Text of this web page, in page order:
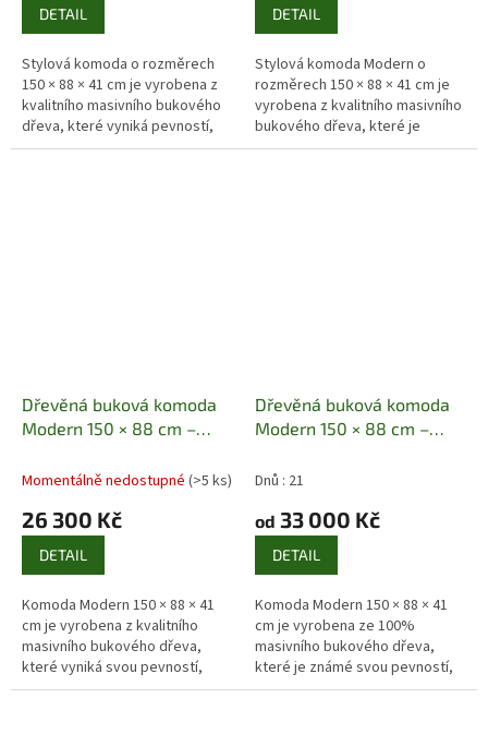
DETAIL
Stylová komoda o rozměrech
150 × 88 × 41 cm je vyrobena z
kvalitního masivního bukového
dřeva, které vyniká pevností,
stabilitou a dlouhou životností.
DETAIL
Stylová komoda Modern o
rozměrech 150 × 88 × 41 cm je
vyrobena z kvalitního masivního
bukového dřeva, které je
známé svou pevností, odolností
Dřevěná buková komoda
Modern 150 × 88 cm –
Momentálně nedostupné (>5 ks)
26 300 Kč
DETAIL
Komoda Modern 150 × 88 × 41
cm je vyrobena z kvalitního
masivního bukového dřeva,
které vyniká svou pevností,
odolností a krásnou přírodní
Dřevěná buková komoda
Modern 150 × 88 cm –
buk | 150 × 88 × 41 cm | 8
Dnů : 21
od 33 000 Kč
DETAIL
Komoda Modern 150 × 88 × 41
cm je vyrobena ze 100%
masivního bukového dřeva,
které je známé svou pevností,
tvrdostí a dlouhou životností.